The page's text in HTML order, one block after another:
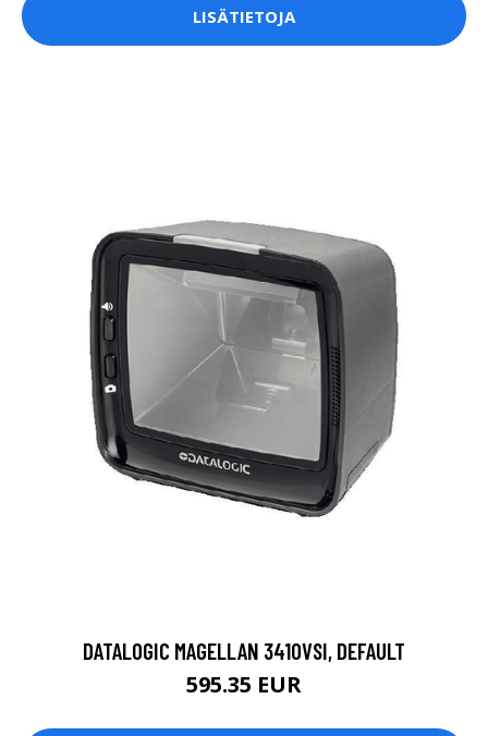
LISÄTIETOJA
DATALOGIC MAGELLAN 3410VSI, DEFAULT
595.35 EUR